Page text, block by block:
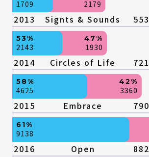
2179
1709
2013 Signts & Sounds 553
1930
47%
53%
2143
2014 Circles of Life 721
3360
42%
58%
4625
2015 Embrace 790
61%
9138
2016 Open 882